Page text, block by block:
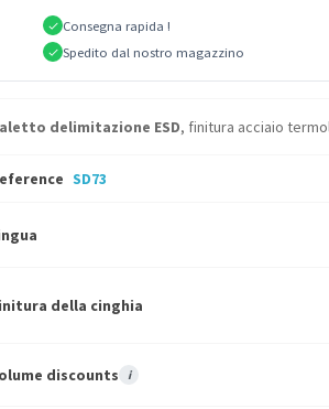
Consegna rapida !
Spedito dal nostro magazzino
delimitazione ESD, finitura acciaio
SD73
della cinghia
discounts i